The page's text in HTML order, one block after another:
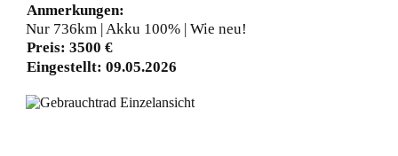
Anmerkungen:
Nur 736km | Akku 100% | Wie neu!
Preis: 3500 €
Eingestellt: 09.05.2026